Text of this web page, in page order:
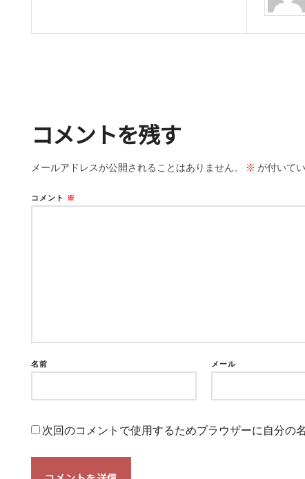
コメントを残す
メールアドレスが公開されることはありません。 ※ が付いて
コメント ※
名前 メール
次回のコメントで使用するためブラウザーに自分の